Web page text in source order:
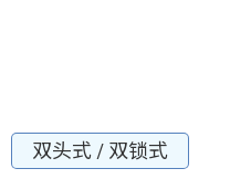
双头式 / 双锁式